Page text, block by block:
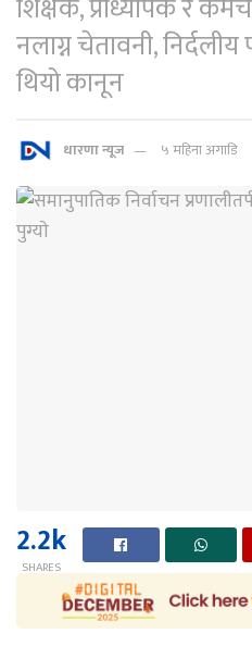
शिक्षक, प्राध्यापक र
नलाग्न चेतावनी,
थियो कानून
धारणा न्यूज ५ महिना अगाडि
2.2k
SHARES